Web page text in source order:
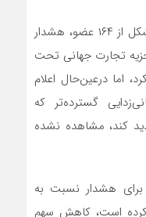
این نهاد تجاری مستقر در ژنو و متشکل از ۱۶۴ عضو، هشدار
تجارت جهانی تحت
اما درعین‌حال اعلام
گسترده‌تر که
نهاد را تهدید کند، مشاهده نشده
برای هشدار نسبت به
کرده است،‌ کاهش سهم